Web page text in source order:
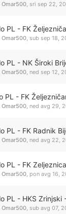
Omar500, sri sep 22,
PL - FK
Omar500, sub sep 18,
PL - NK Široki
Omar500, ned sep 12,
PL - FK
Omar500, ned avg 29,
PL - FK Radnik
Omar500, ned avg 22,
PL - FK
Omar500, pon avg 16,
PL - HKS Zrinjski
Omar500, sub avg 07,